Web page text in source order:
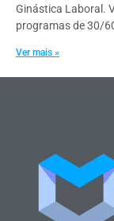
Ginástica Laboral.
programas de 30/
Ver mais »